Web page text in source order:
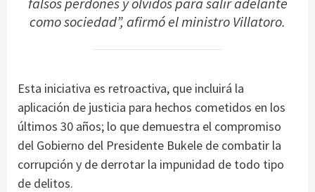
como sociedad”, afirmó el ministro Villatoro.
Esta iniciativa es retroactiva, que incluirá la
aplicación de justicia para hechos cometidos en los
últimos 30 años; lo que demuestra el compromiso
del Gobierno del Presidente Bukele de combatir la
corrupción y de derrotar la impunidad de todo tipo
de delitos.